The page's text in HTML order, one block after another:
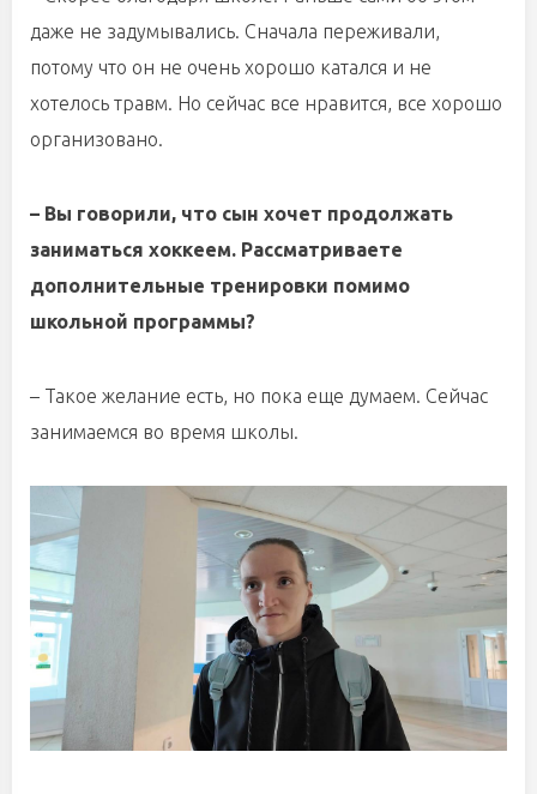
даже не задумывались. Сначала переживали,
потому что он не очень хорошо катался и не
хотелось травм. Но сейчас все нравится, все хорошо
организовано.
– Вы говорили, что сын хочет продолжать
заниматься хоккеем. Рассматриваете
дополнительные тренировки помимо
школьной программы?
– Такое желание есть, но пока еще думаем. Сейчас
занимаемся во время школы.